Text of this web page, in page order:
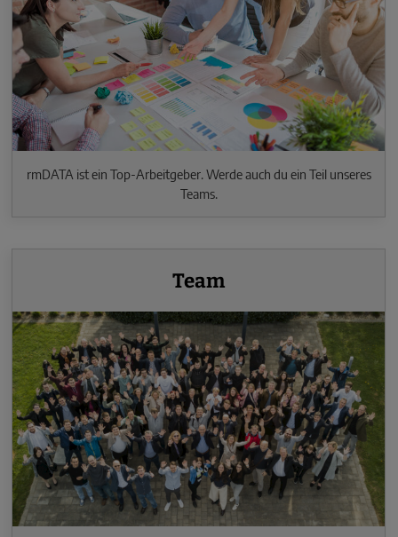
rmDATA ist ein Top-Arbeitgeber. Werde auch du ein Teil unseres
Teams.
Team